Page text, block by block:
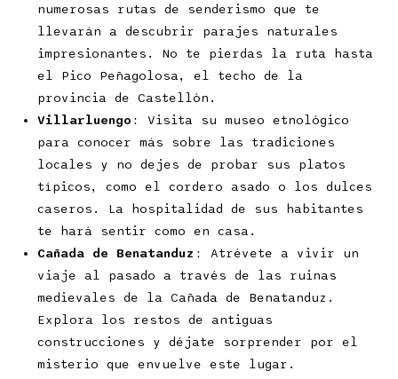
numerosas rutas de senderismo que te
llevarán a descubrir parajes naturales
impresionantes. No te pierdas la ruta hasta
el Pico Peñagolosa, el techo de la
provincia de Castellón.
Villarluengo : Visita su museo etnológico
para conocer más sobre las tradiciones
locales y no dejes de probar sus platos
típicos, como el cordero asado o los dulces
caseros. La hospitalidad de sus habitantes
te hará sentir como en casa.
Cañada de Benatanduz : Atrévete a vivir un
viaje al pasado a través de las ruinas
medievales de la Cañada de Benatanduz.
Explora los restos de antiguas
construcciones y déjate sorprender por el
misterio que envuelve este lugar.